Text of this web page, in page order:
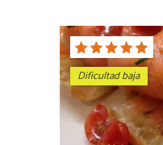
Dificultad baja